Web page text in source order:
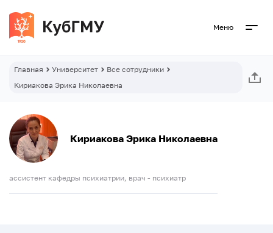
Меню
Главная Университет
Все сотрудники
Кириакова Эрика Николаевна
Кириакова Эрика Николаевна
ассистент кафедры психиатрии, врач - психиатр